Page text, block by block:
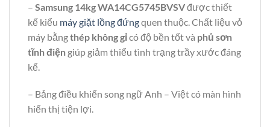
– Samsung 14kg WA14CG5745BVSVđược thiết
kế kiểu máy giặt lồng đứngquen thuộc. Chất liệu vỏ
máy bằngthép không gỉcó độ bền tốt và phủ sơn
tĩnh điện giúp giảm thiểu tình trạng trầy xước đáng
kể.
– Bảng điều khiển song ngữ Anh – Việt có màn hình
hiển thị tiện lợi.